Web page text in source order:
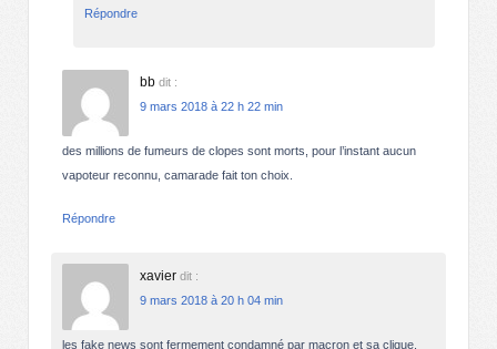
Répondre
bb dit :
9 mars 2018 à 22 h 22 min
des millions de fumeurs de clopes sont morts, pour l’instant aucun
vapoteur reconnu, camarade fait ton choix.
Répondre
xavier dit :
9 mars 2018 à 20 h 04 min
les fake news sont fermement condamné par macron et sa clique.